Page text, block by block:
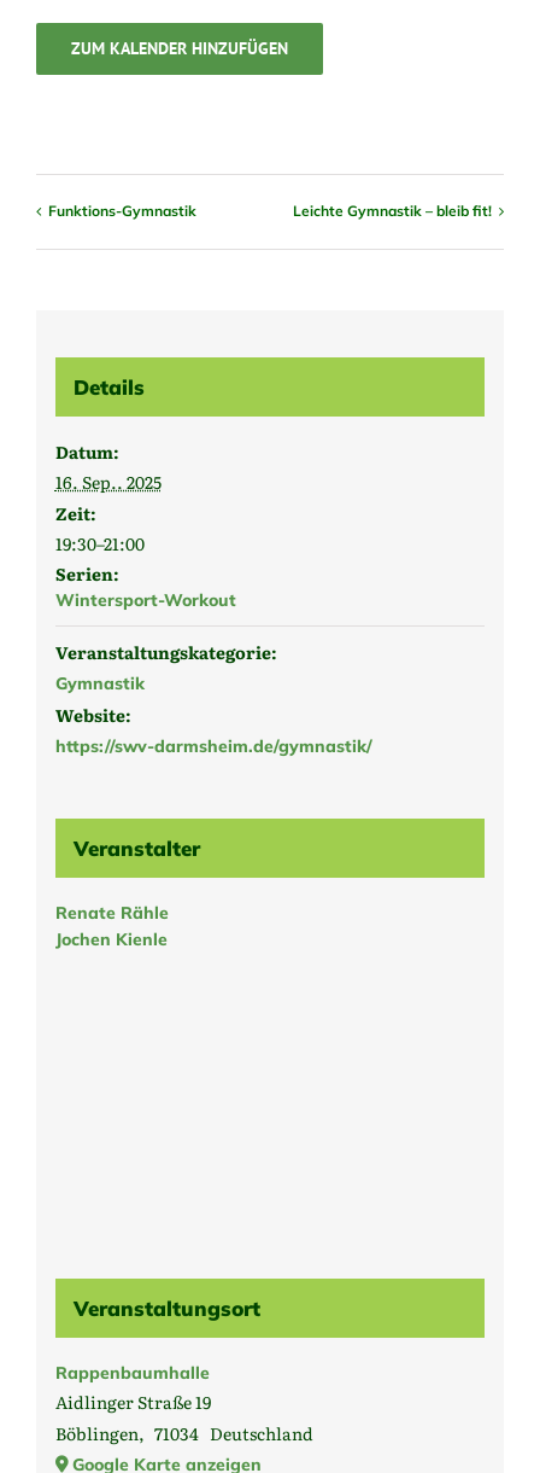
ZUM KALENDER HINZUFÜGEN
Funktions-Gymnastik Leichte Gymnastik – bleib fit!
Details
Datum:
16. Sep.. 2025
Zeit:
19:30–21:00
Serien:
Wintersport-Workout
Veranstaltungskategorie:
Gymnastik
Website:
https://swv-darmsheim.de/gymnastik/
Veranstalter
Renate Rähle
Jochen Kienle
Veranstaltungsort
Rappenbaumhalle
Aidlinger Straße 19
Böblingen, 71034 Deutschland
Google Karte anzeigen